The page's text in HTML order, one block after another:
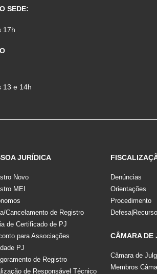
SEDE:
17h
13 e 14h
JURÍDICA
Novo
MEI
Cancelamento de Registro
de Certificado de PJ
para Associações
PJ
de Registro
de Responsável Técnico
Denúncias
Orientações
Procedimento
Defesa|Recurso
CÂMARA DE
Câmara de
Membros